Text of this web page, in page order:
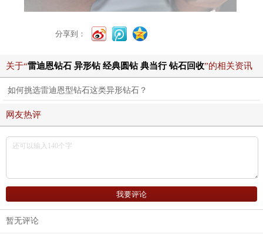
分享到：
关于“雷迪恩钻石 异形钻 经典圆钻 典当行 钻石回收”的相关资讯
如何挑选雷迪恩型钻石这类异形钻石？
网友热评
暂无评论